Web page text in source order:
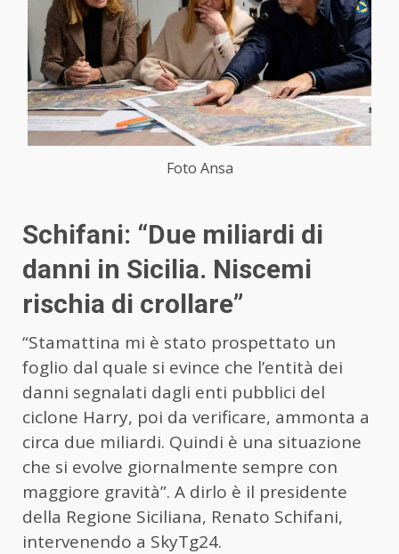
Foto Ansa
Schifani: “Due miliardi di
danni in Sicilia. Niscemi
rischia di crollare”
“Stamattina mi è stato prospettato un
foglio dal quale si evince che l’entità dei
danni segnalati dagli enti pubblici del
ciclone Harry, poi da verificare, ammonta a
circa due miliardi. Quindi è una situazione
che si evolve giornalmente sempre con
maggiore gravità”. A dirlo è il presidente
della Regione Siciliana, Renato Schifani,
intervenendo a SkyTg24.